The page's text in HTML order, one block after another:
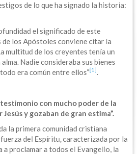
de lo que ha signado la historia:
el significado de este
los Apóstoles conviene citar la
multitud de los creyentes tenía un
Nadie consideraba sus bienes
era común entre ellos”[1]
con mucho poder de la
y gozaban de gran estima”.
la primera comunidad cristiana
del Espíritu, caracterizada por la
a proclamar a todos el Evangelio, la